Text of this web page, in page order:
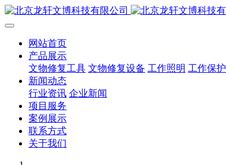
网站首页
产品展示
文物修复工具 文物修复设备 工作照明 工作保护
新闻动态
行业资讯 企业新闻
项目服务
案例展示
联系方式
关于我们